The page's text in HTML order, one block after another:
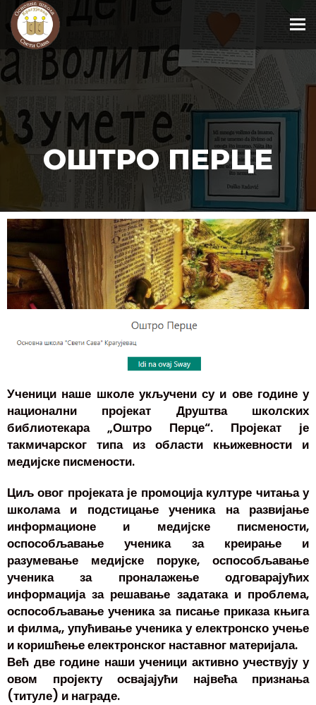
ОШТРО ПЕРЦЕ
Ученици наше школе укључени су и ове године у
национални пројекат Друштва школских
библиотекара „Оштро Перце“. Пројекат је
такмичарског типа из области књижевности и
медијске писмености.
Циљ овог пројеката је промоција културе читања у
школама и подстицање ученика на развијање
информационе и медијске писмености,
оспособљавање ученика за креирање и
разумевање медијске поруке, оспособљавање
ученика за проналажење одговарајућих
информација за решавање задатака и проблема,
оспособљавање ученика за писање приказа књига
и филма,, упућивање ученика у електронско учење
и коришћење електронског наставног материјала.
Већ две године наши ученици активно учествују у
овом пројекту освајајући највећа признања
(титуле) и награде.